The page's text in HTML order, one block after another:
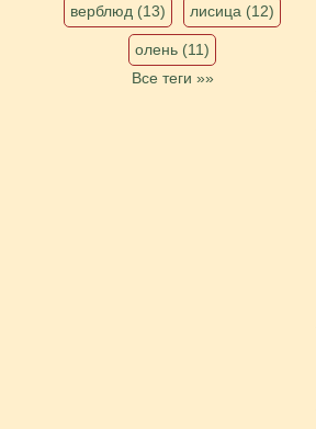
верблюд (13) лисица (12)
олень (11)
Все теги »»